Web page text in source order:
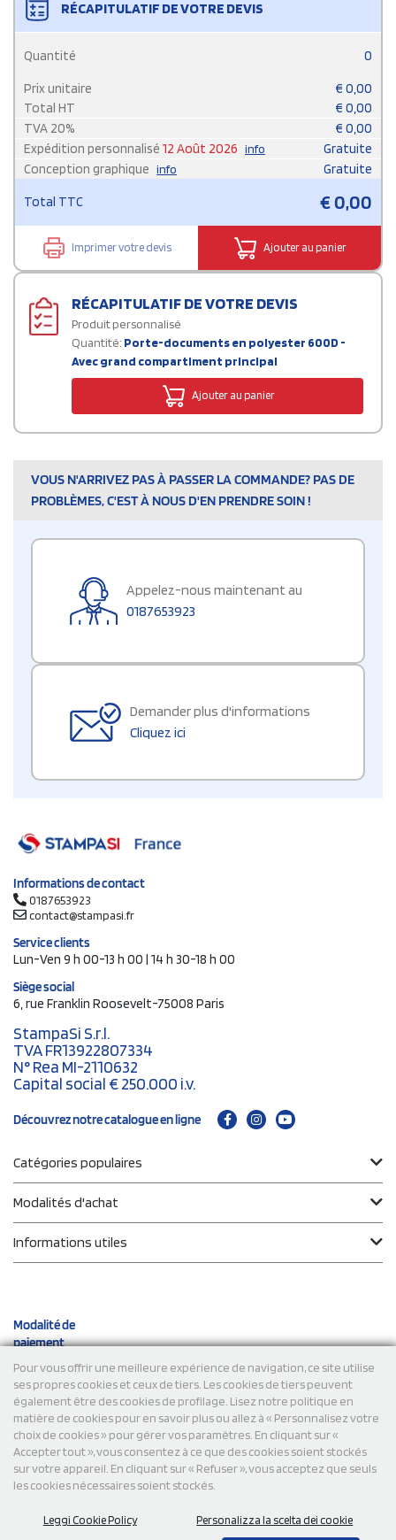
Pour vous offrir une meilleure expérience de navigation, ce site utilise
ses propres cookies et ceux de tiers. Les cookies de tiers peuvent
également être des cookies de profilage. Lisez notre politique en
matière de cookies pour en savoir plus ou allez à « Personnalisez votre
choix de cookies » pour gérer vos paramètres. En cliquant sur «
Accepter tout », vous consentez à ce que des cookies soient stockés
sur votre appareil. En cliquant sur « Refuser », vous acceptez que seuls
les cookies nécessaires soient stockés.
Leggi Cookie Policy Personalizza la scelta dei cookie
RÉCAPITULATIF DE VOTRE DEVIS
Quantité 0
Prix unitaire € 0,00
Total HT
€ 0,00
TVA 20% € 0,00
Expédition personnalisé 12 Août 2026 info
Gratuite
Conception graphique info Gratuite
Total TTC €0,00
Imprimer votre devis Ajouter au panier
RÉCAPITULATIF DE VOTRE DEVIS
Produit personnalisé
Quantité: Porte-documents en polyester 600D -
Avec grand compartiment principal
Ajouter au panier
VOUS N'ARRIVEZ PAS À PASSER LA COMMANDE? PAS DE
PROBLÈMES, C'EST À NOUS D'EN PRENDRE SOIN !
Appelez-nous maintenant au
0187653923
Demander plus d'informations
Cliquez ici
Informations de contact
0187653923
contact@stampasi.fr
Service clients
Lun-Ven 9 h 00-13 h 00 | 14 h 30-18 h 00
Siège social
6, rue Franklin Roosevelt-75008 Paris
StampaSi S.r.l.
TVA FR13922807334
N° Rea MI-2110632
Capital social € 250.000 i.v.
Découvrez notre catalogue en ligne
Catégories populaires
Modalités d'achat
Informations utiles
Modalité de
paiement
Expéditions
© 2026 StampaSi s.r.l. TOUS DROITS RÉSERVÉS - TVA